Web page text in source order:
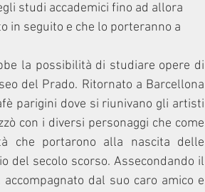
studi accademici fino ad allora
in seguito e che lo porteranno a
la possibilità di studiare opere di
del Prado. Ritornato a Barcellona
parigini dove si riunivano gli artisti
con i diversi personaggi che come
che portarono alla nascita delle
del secolo scorso. Assecondando il
dal suo caro amico e